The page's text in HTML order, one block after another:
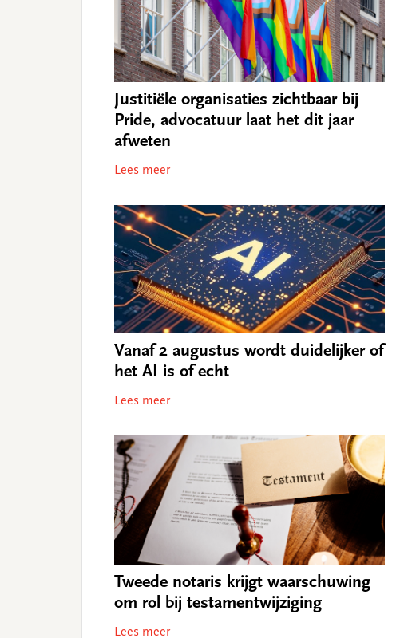
Justitiële organisaties zichtbaar bij
Pride, advocatuur laat het dit jaar
afweten
Lees meer
Vanaf 2 augustus wordt duidelijker of
het AI is of echt
Lees meer
Tweede notaris krijgt waarschuwing
om rol bij testamentwijziging
Lees meer